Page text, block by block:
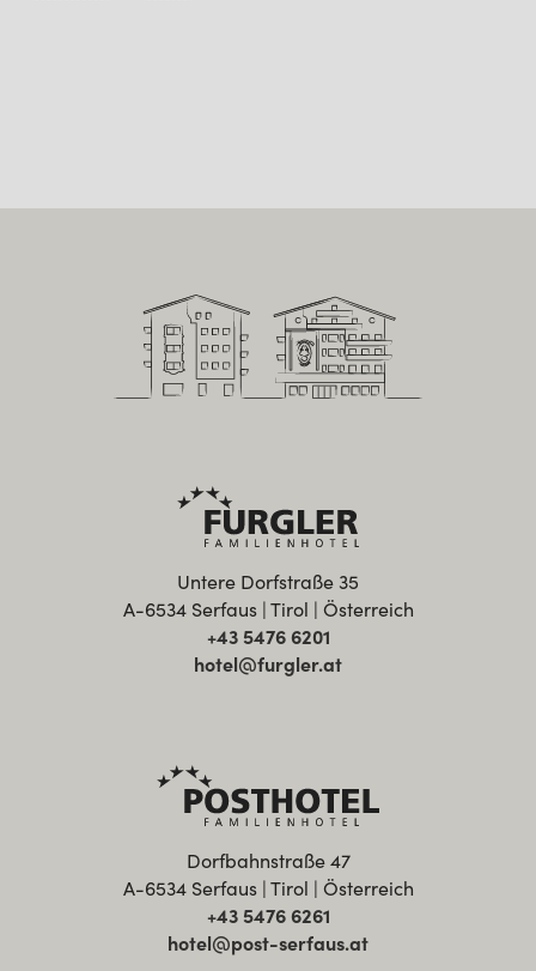
Untere Dorfstraße 35
A-6534 Serfaus | Tirol | Österreich
+43 5476 6201
hotel@furgler.at
Dorfbahnstraße 47
A-6534 Serfaus | Tirol | Österreich
+43 5476 6261
hotel@post-serfaus.at